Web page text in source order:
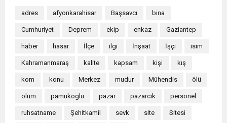
adres afyonkarahisar Başsavcı bina
Cumhuriyet Deprem ekip enkaz Gaziantep
haber hasar İlçe ilgi İnşaat İşçi isim
Kahramanmaraş kalite kapsam kişi kış
kom konu Merkez mudur Mühendis ölü
ölüm pamukoglu pazar pazarcik personel
ruhsatname Şehitkamil sevk site Sitesi